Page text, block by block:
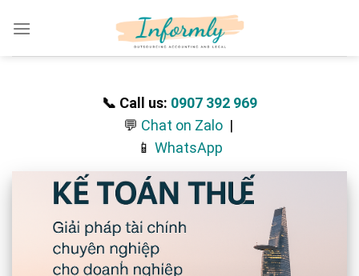
📞 Call us: 0907 392 969
💬 Chat on Zalo|
📱 WhatsApp